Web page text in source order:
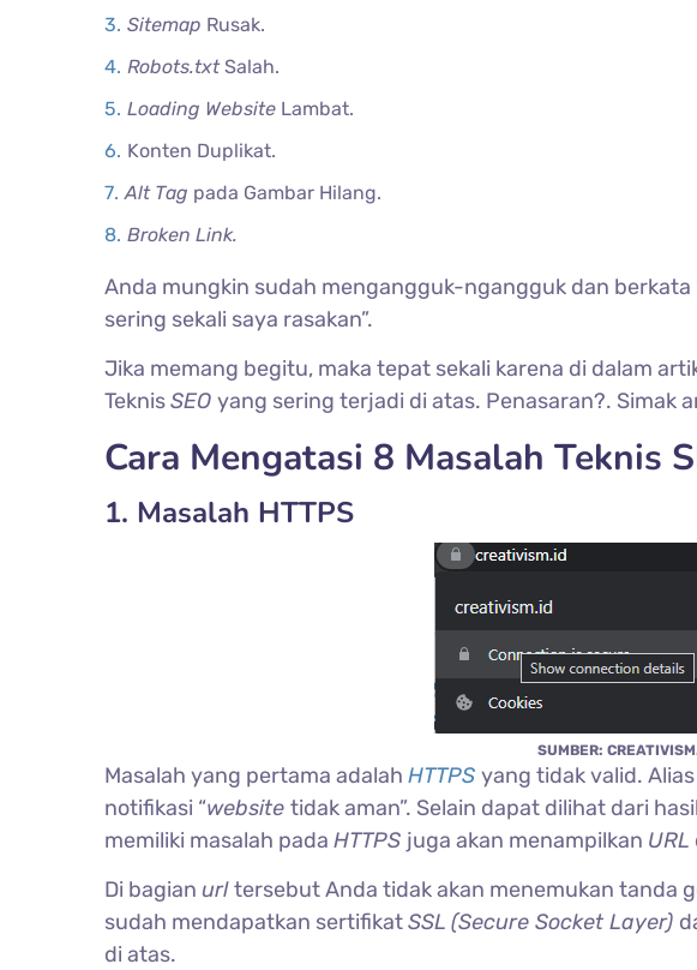
Sitemap Rusak.
Robots.txtSalah.
Loading WebsiteLambat.
Konten Duplikat.
Alt Tag pada Gambar Hilang.
Broken Link.
Anda mungkin sudah mengangguk-ngangguk dan berkata
sering sekali saya rasakan”.
Jika memang begitu, maka tepat sekali karena di dalam
TeknisSEO yang sering terjadi di atas. Penasaran?. Simak
Cara Mengatasi 8 Masalah Teknis
1. Masalah HTTPS
SUMBER:
Masalah yang pertama adalah HTTPS yang tidak valid. Alias
notifikasi “website tidak aman”. Selain dapat dilihat dari
memiliki masalah pada HTTPS juga akan menampilkan URL
Di bagian urltersebut Anda tidak akan menemukan tanda
sudah mendapatkan sertifikatSSL (Secure Socket Layer)
di atas.